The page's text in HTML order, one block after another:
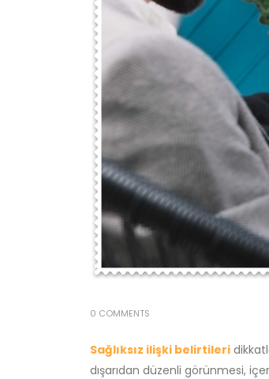
0 COMMENTS
Sağlıksız ilişki belirtileri
dışarıdan düzenli görünmesi,